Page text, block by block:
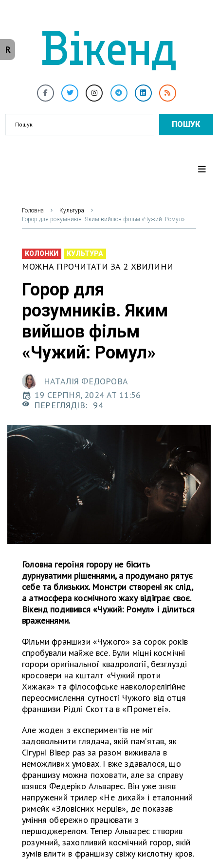
ПОШУК
Головна
Культура
Горор для розумників. Яким вийшов фільм «Чужий: Ромул»
КОЛОНКИ КУЛЬТУРА
МОЖНА ПРОЧИТАТИ ЗА 2 ХВИЛИНИ
Горор для
розумників. Яким
вийшов фільм
«Чужий: Ромул»
НАТАЛІЯ ФЕДОРОВА
19 СЕРПНЯ, 2024 AT 11:56
ПЕРЕГЛЯДІВ: 94
Головна героїня горору не бісить
дурнуватими рішеннями, а продумано рятує
себе та близьких. Монстри створені як слід,
а атмосфера космічного жаху відіграє своє.
Вікенд подивився «Чужий: Ромул» і ділиться
враженнями.
Фільми франшизи «Чужого» за сорок років
спробували майже все. Були міцні космічні
горори оригінальної квадрології, безглузді
кросовери на кшталт «Чужий проти
Хижака» та філософське навколорелігійне
переосмислення сутності Чужого від отця
франшизи Рідлі Скотта в «Прометеї».
Але жоден з експериментів не міг
задовольнити глядача, якій пам’ятав, як
Сігурні Вівер раз за разом виживала в
неможливих умовах. І вже здавалося, що
франшизу можна поховати, але за справу
взявся Федеріко Альварес. Він уже зняв
напружений трилер «Не дихай» і еталонний
римейк «Зловісних мерців», де показав
уміння обережно працювати з
першоджерелом. Тепер Альварес створив
розумний, захопливий космічний горор, якій
зумів влити в франшизу свіжу кислотну кров.
R